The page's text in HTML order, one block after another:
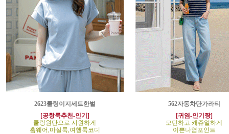
2623쿨링이지세트한벌
[공항룩추천-인기]
쿨링원단으로 시원하게
홈웨어,마실룩,여행룩코디
562자동차단가라티
[귀염-인기짱]
모던하고 캐쥬얼하게
이쁜나염포인트